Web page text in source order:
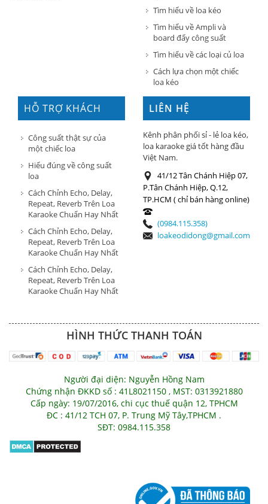
Tìm hiểu về loa kéo
Tìm hiểu về Ampli và
board đẩy công suất
Tìm hiểu về các loại củ loa
Cách lựa chọn một chiếc
loa kéo
HỖ TRỢ KHÁCH
HÀNG
Công suất thật sự của
một chiếc loa
Hiểu đúng về công suất
loa
Cách Chỉnh Echo, Delay,
Repeat, Reverb Trên Loa
Karaoke Chuẩn Hay Nhất
Cách Chỉnh Echo, Delay,
Repeat, Reverb Trên Loa
Karaoke Chuẩn Hay Nhất
Cách Chỉnh Echo, Delay,
Repeat, Reverb Trên Loa
Karaoke Chuẩn Hay Nhất
LIÊN HỆ
Kênh phân phối sỉ - lẻ loa kéo,
loa karaoke giá tốt hàng đầu
Việt Nam.
41/12 Tân Chánh Hiệp 07,
P.Tân Chánh Hiệp, Q.12,
TP.HCM ( chỉ bán hàng online)
(0984.115.358)
loakeodidong@gmail.com
HÌNH THỨC THANH TOÁN
Người đại diện: Nguyễn Hồng Nam
Chứng nhận ĐKKD số : 41L8021150 , MST: 0313921880
Cấp ngày: 19/07/2016, chi cục thuế quận 12, TPHCM
ĐC : 41/12 TCH 07, P. Trung Mỹ Tây,TPHCM .
SĐT: 0984.115.358